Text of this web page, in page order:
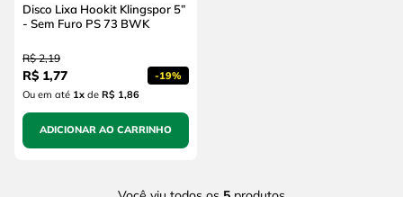
Disco Lixa Hookit Klingspor 5”
- Sem Furo PS 73 BWK
R$ 2,19
R$ 1,77 -19%
Ou em até 1xde R$ 1,86
ADICIONAR AO CARRINHO